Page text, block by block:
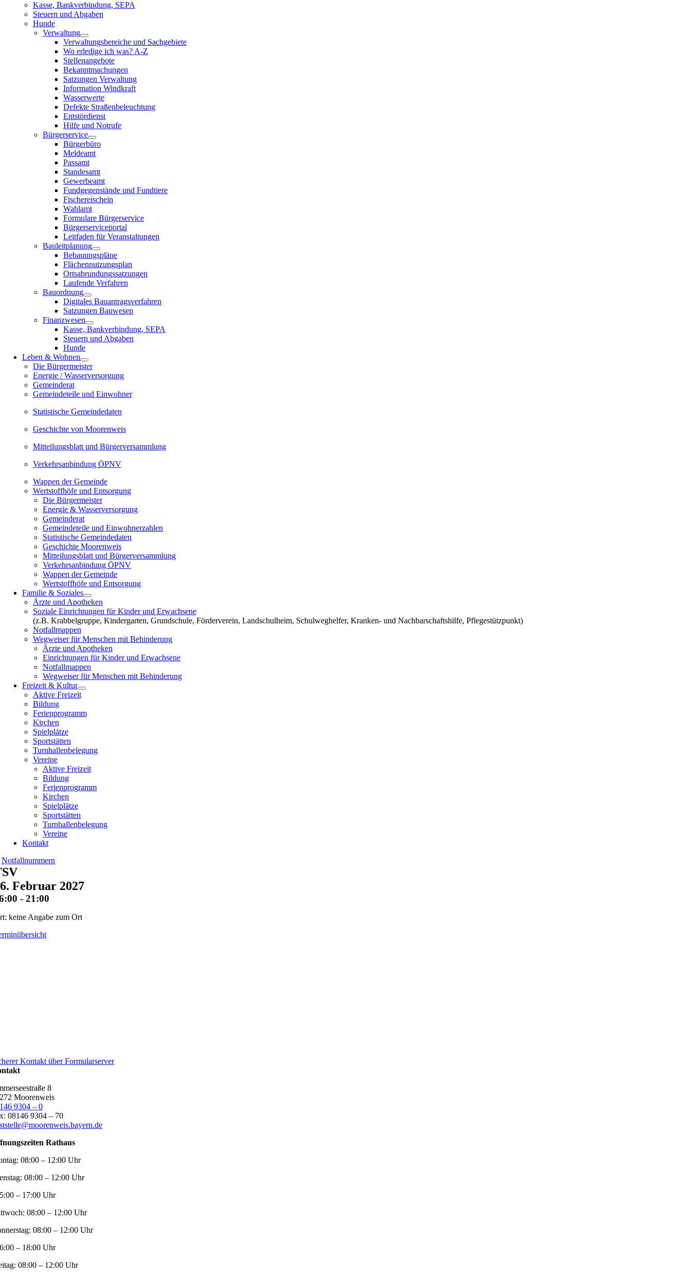
Kasse, Bankverbindung, SEPA
Steuern und Abgaben
Hunde
Verwaltung
Verwaltungsbereiche und Sachgebiete
Wo erledige ich was? A-Z
Stellenangebote
Bekanntmachungen
Satzungen Verwaltung
Information Windkraft
Wasserwerte
Defekte Straßenbeleuchtung
Entstördienst
Hilfe und Notrufe
Bürgerservice
Bürgerbüro
Meldeamt
Passamt
Standesamt
Gewerbeamt
Fundgegenstände und Fundtiere
Fischereischein
Wahlamt
Formulare Bürgerservice
Bürgerserviceportal
Leitfaden für Veranstaltungen
Bauleitplanung
Bebauungspläne
Flächennutzungsplan
Ortsabrundungssatzungen
Laufende Verfahren
Bauordnung
Digitales Bauantragsverfahren
Satzungen Bauwesen
Finanzwesen
Kasse, Bankverbindung, SEPA
Steuern und Abgaben
Hunde
Leben & Wohnen
Die Bürgermeister
Energie / Wasserversorgung
Gemeinderat
Gemeindeteile und Einwohner
Statistische Gemeindedaten
Geschichte von Moorenweis
Mitteilungsblatt und Bürgerversammlung
Verkehrsanbindung ÖPNV
Wappen der Gemeinde
Wertstoffhöfe und Entsorgung
Die Bürgermeister
Energie & Wasserversorgung
Gemeinderat
Gemeindeteile und Einwohnerzahlen
Statistische Gemeindedaten
Geschichte Moorenweis
Mitteilungsblatt und Bürgerversammlung
Verkehrsanbindung ÖPNV
Wappen der Gemeinde
Wertstoffhöfe und Entsorgung
Familie & Soziales
Ärzte und Apotheken
Soziale Einrichtungen für Kinder und Erwachsene
(z.B. Krabbelgruppe, Kindergarten, Grundschule, Förderverein, Landschulheim, Schulweghelfer, Kranken- und Nachbarschaftshilfe, Pflegestützpunkt)
Notfallmappen
Wegweiser für Menschen mit Behinderung
Ärzte und Apotheken
Einrichtungen für Kinder und Erwachsene
Notfallmappen
Wegweiser für Menschen mit Behinderung
Freizeit & Kultur
Aktive Freizeit
Bildung
Ferienprogramm
Kirchen
Spielplätze
Sportstätten
Turnhallenbelegung
Vereine
Aktive Freizeit
Bildung
Ferienprogramm
Kirchen
Spielplätze
Sportstätten
Turnhallenbelegung
Vereine
Kontakt
Notfallnummern
Februar 2027
- 21:00
keine Angabe zum Ort
Kontakt über Formularserver
8
Moorenweis
9304 – 0
08146 9304 – 70
Rathaus
08:00 – 12:00 Uhr
08:00 – 12:00 Uhr
– 17:00 Uhr
08:00 – 12:00 Uhr
08:00 – 12:00 Uhr
– 18:00 Uhr
08:00 – 12:00 Uhr